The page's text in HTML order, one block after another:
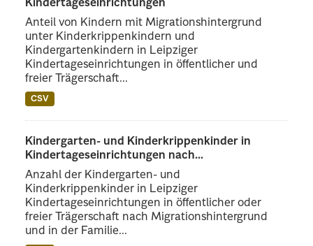
Kindertageseinrichtungen
Anteil von Kindern mit Migrationshintergrund
unter Kinderkrippenkindern und
Kindergartenkindern in Leipziger
Kindertageseinrichtungen in öffentlicher und
freier Trägerschaft...
CSV
Kindergarten- und Kinderkrippenkinder in
Kindertageseinrichtungen nach...
Anzahl der Kindergarten- und
Kinderkrippenkinder in Leipziger
Kindertageseinrichtungen in öffentlicher oder
freier Trägerschaft nach Migrationshintergrund
und in der Familie...